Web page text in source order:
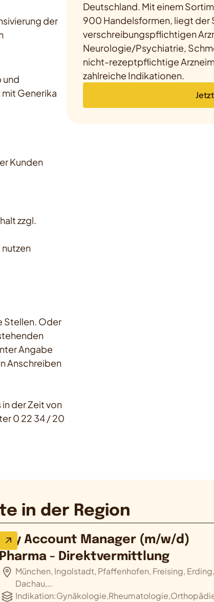
Deutschland. Mit einem
900 Handelsformen, liegt der
verschreibungspflichtigen
Neurologie/Psychiatrie,
nicht-rezeptpflichtige
zahlreiche Indikationen.
der
und
Generika
Kunden
zzgl.
Stellen. Oder
Angabe
Anschreiben
der Zeit von
0 22 34 / 20
in der Region
Key Account Manager (m/w/d)
Pharma - Direktvermittlung
München, Ingolstadt, Pfaffenhofen, Freising, Erding,
Dachau,…
Indikation: